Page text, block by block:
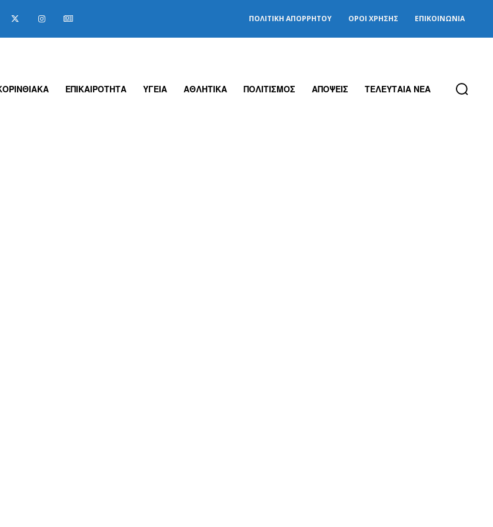
ΠΟΛΙΤΙΚΉ ΑΠΟΡΡΉΤΟΥ ΌΡΟΙ ΧΡΉΣΗΣ ΕΠΙΚΟΙΝΩΝΊΑ
ΕΠΙΚΑΙΡΟΤΗΤΑ ΥΓΕΙΑ ΑΘΛΗΤΙΚΑ ΠΟΛΙΤΙΣΜΟΣ ΑΠΟΨΕΙΣ ΤΕΛΕΥΤΑΙΑ ΝΕΑ